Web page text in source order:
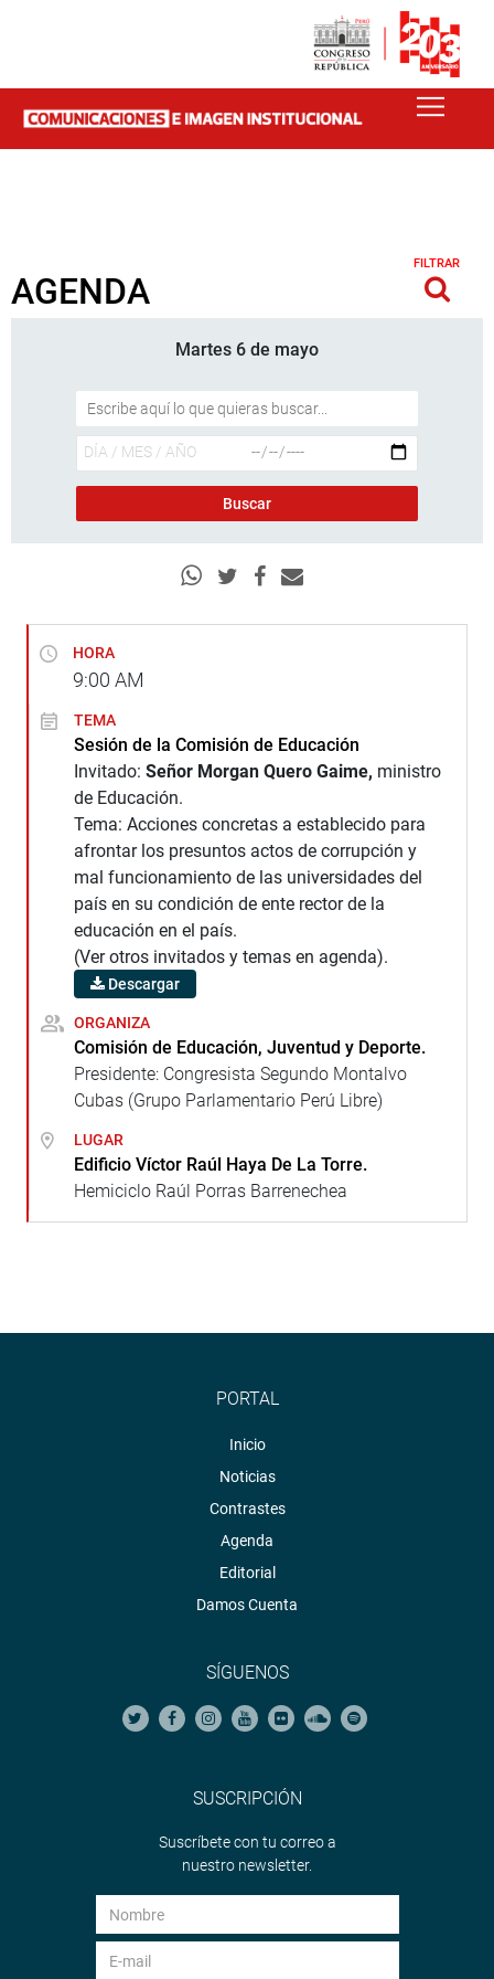
AGENDA
FILTRAR
Martes 6 de mayo
HORA
9:00 AM
TEMA
Sesión de la Comisión de Educación
Invitado: Señor Morgan Quero Gaime, ministro
de Educación.
Tema: Acciones concretas a establecido para
afrontar los presuntos actos de corrupción y
mal funcionamiento de las universidades del
país en su condición de ente rector de la
educación en el país.
(Ver otros invitados y temas en agenda).
Descargar
ORGANIZA
Comisión de Educación, Juventud y Deporte.
Presidente: Congresista Segundo Montalvo
Cubas (Grupo Parlamentario Perú Libre)
LUGAR
Edificio Víctor Raúl Haya De La Torre.
Hemiciclo Raúl Porras Barrenechea
PORTAL
Inicio
Noticias
Contrastes
Agenda
Editorial
Damos Cuenta
SÍGUENOS
SUSCRIPCIÓN
Suscríbete con tu correo a
nuestro newsletter.